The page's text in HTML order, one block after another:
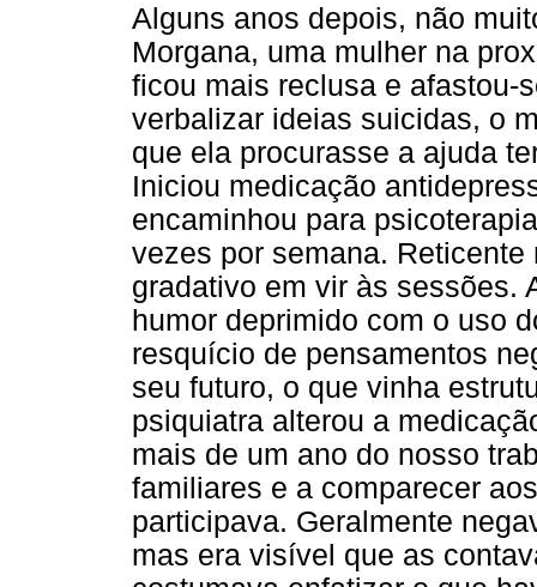
Alguns anos depois, não
Morgana, uma mulher na
ficou mais reclusa e afastou-
verbalizar ideias suicidas, o
que ela procurasse a ajuda
Iniciou medicação
encaminhou para
vezes por semana.
gradativo em vir às sessões.
humor deprimido com o uso
resquício de pensamentos
seu futuro, o que vinha
psiquiatra alterou a
mais de um ano do nosso
familiares e a comparecer
participava. Geralmente
mas era visível que as